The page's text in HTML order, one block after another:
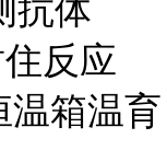
抗体
反应
箱温育